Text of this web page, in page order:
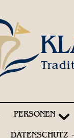
PERSONEN
DATENSCHUTZ